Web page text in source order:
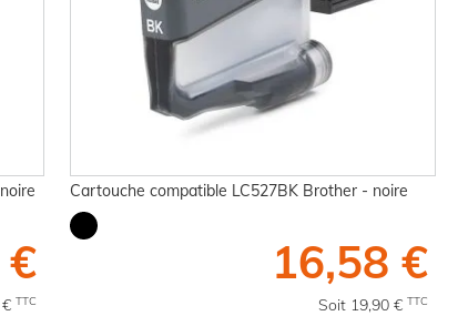
€
TTC
Cartouche compatible LC527BK Brother - noire
16,58 €
Soit 19,90 € TTC